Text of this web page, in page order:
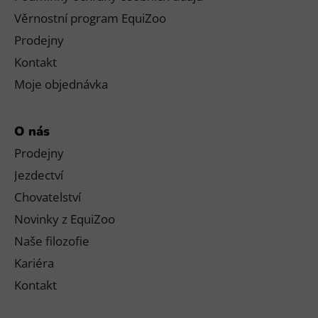
Věrnostní program EquiZoo
Prodejny
Kontakt
Moje objednávka
O nás
Prodejny
Jezdectví
Chovatelství
Novinky z EquiZoo
Naše filozofie
Kariéra
Kontakt